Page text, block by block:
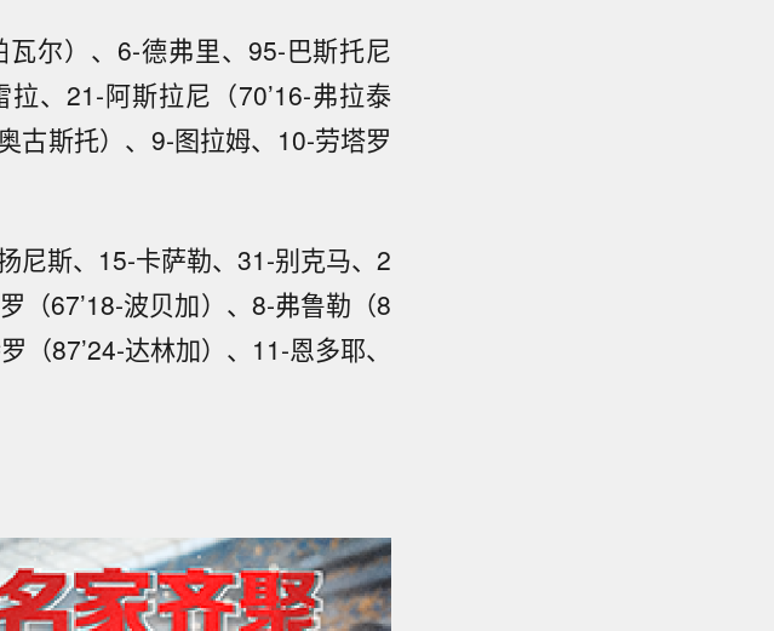
尔）、6-德弗里、95-巴斯托尼
拉、21-阿斯拉尼（70’16-弗拉泰
古斯托）、9-图拉姆、10-劳塔罗
尼斯、15-卡萨勒、31-别克马、2
（67’18-波贝加）、8-弗鲁勒（8
（87’24-达林加）、11-恩多耶、